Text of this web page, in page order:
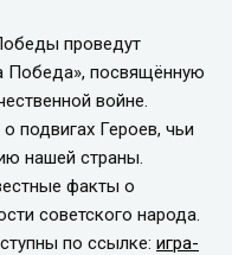
проведут
Победа», посвящённую
войне.
подвигах Героев, чьи
нашей страны.
факты о
советского народа.
по ссылке: игра-